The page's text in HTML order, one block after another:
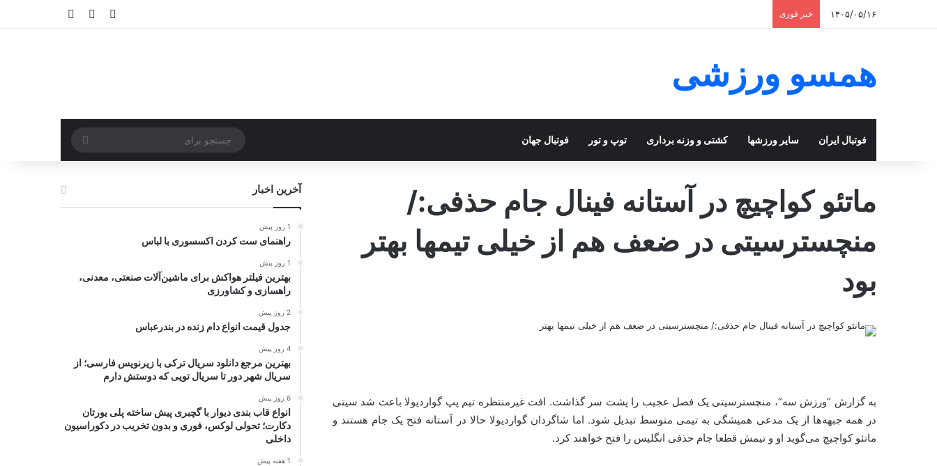
۱۴۰۵/۰۵/۱۶ خبر فوری ورود نوشته تصادفی
همسو ورزشی
فوتبال ایران سایر ورزشها کشتی و وزنه برداری توپ و تور فوتبال جهان
برای
ماتئو کواچیچ در آستانه فینال جام حذفی:‏/
منچسترسیتی در ضعف هم از خیلی‌ تیمها بهتر
بود
به گزارش “ورزش سه”، منچسترسیتی یک فصل عجیب را پشت سر ‏گذاشت. افت غیرمنتظره تیم پپ گواردیولا باعث شد سیتی
در همه ‏جبهه‌ها از یک مدعی همیشگی به تیمی متوسط تبدیل شود. اما ‏شاگردان گواردیولا حالا در آستانه فتح یک جام هستند و
ماتئو ‏کواچیچ می‌گوید او و تیمش قطعا جام حذفی انگلیس را فتح خواهند ‏کرد. ‏
آخرین اخبار
1 روز پیش
راهنمای ست کردن اکسسوری با لباس
1 روز پیش
بهترین فیلتر هواکش برای ماشین‌آلات صنعتی، معدنی،
راهسازی و کشاورزی
2 روز پیش
جدول قیمت انواع دام زنده در بندرعباس
4 روز پیش
بهترین مرجع دانلود سریال ترکی با زیرنویس فارسی؛ از
سریال شهر دور تا سریال تویی که دوستش دارم
6 روز پیش
انواع قاب بندی دیوار با گچبری پیش ساخته پلی یورتان
دکارت؛ تحولی لوکس، فوری و بدون تخریب در دکوراسیون
داخلی
1 هفته پیش